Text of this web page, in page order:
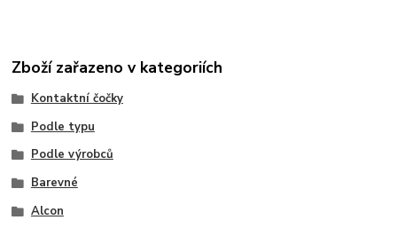
Zboží zařazeno v kategoriích
Kontaktní čočky
Podle typu
Podle výrobců
Barevné
Alcon